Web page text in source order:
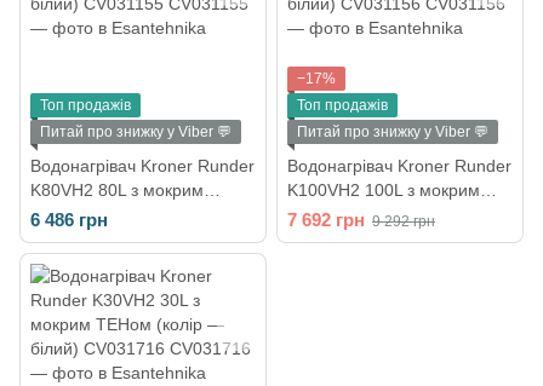
Топ продажів
Питай про знижку у Viber 💬
Водонагрівач Kroner Runder
K80VH2 80L з мокрим
ТЕНом (колір — білий)
CV031155
6 486 грн
−17%
Топ продажів
Питай про знижку у Viber 💬
Водонагрівач Kroner Runder
K100VH2 100L з мокрим
ТЕНом (колір — білий)
CV031156
7 692 грн 9 292 грн